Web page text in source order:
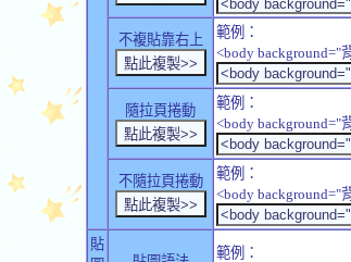
不複貼靠右上
範例：
<body background="
隨拉頁捲動
範例：
<body background="
不隨拉頁捲動
範例：
<body background="
貼
範例：